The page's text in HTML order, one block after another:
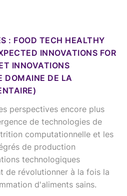
: FOOD TECH HEALTHY
INNOVATIONS FOR
INNOVATIONS
DOMAINE DE LA
perspectives encore plus
de technologies de
computationnelle et les
de production
technologiques
de révolutionner à la fois la
d'aliments sains.